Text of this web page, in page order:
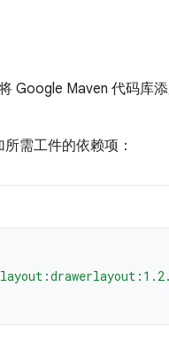
Google Maven 代码库
需工件的依赖项：